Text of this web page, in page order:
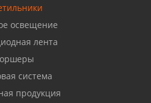
55
28
освещение
лента
система
продукция